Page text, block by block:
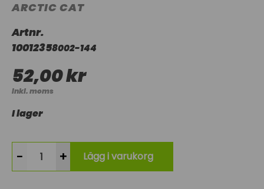
ARCTIC CAT
Artnr.
10012358002-144
52,00 kr
Inkl. moms
I lager
- + Lägg i varukorg